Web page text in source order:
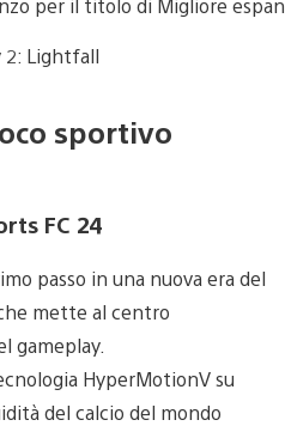
2: Lightfall
sportivo
FC 24
passo in una nuova era del
mette al centro
gameplay.
HyperMotionV su
del calcio del mondo